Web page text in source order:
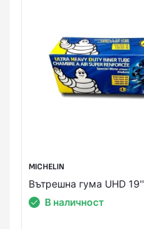
MICHELIN
Вътрешна гума UHD 19''
В наличност